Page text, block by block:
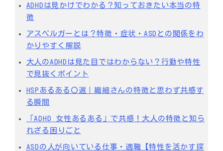
ADHDは見かけでわかる？知っておきたい本当の特
徴
アスペルガーとは？特徴・症状・ASDとの関係をわ
かりやすく解説
大人のADHDは見た目ではわからない？行動や特性
で見抜くポイント
HSPあるある〇選｜繊細さんの特徴と思わず共感す
る瞬間
「ADHD 女性あるある」で共感！大人の特徴と知ら
れざる困りごと
ASDの人が向いている仕事・適職【特性を活かす探